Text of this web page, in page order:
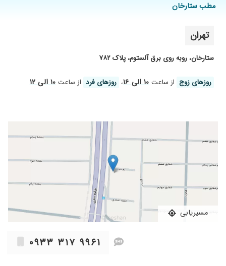
مطب ستارخان
تهران
ستارخان، روبه روی برق آلستوم، پلاک ۷۸۲
روز‌های زوج از ساعت۱۰ الی ۱۶ ، روز‌های فرد از ساعت۱۰ الی ۱۲
مسیریابی
۰۹۳۳ ۳۱۷ ۹۹۶۱